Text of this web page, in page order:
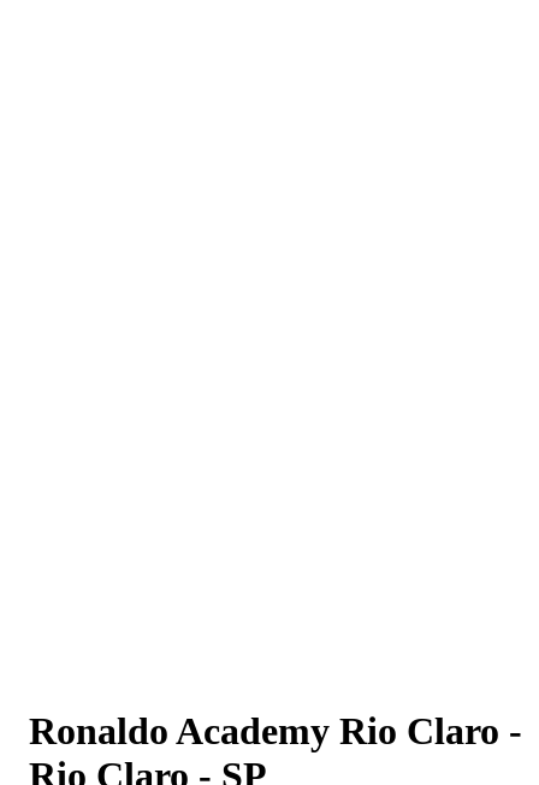
Ronaldo Academy Rio Claro -
Rio Claro - SP